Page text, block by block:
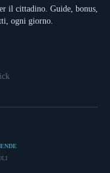
il cittadino. Guide, bonus,
ogni giorno.